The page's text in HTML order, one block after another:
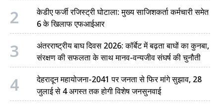
2
केडीए फर्जी रजिस्ट्री घोटाला: मुख्य साजिशकर्ता कर्मचारी समेत
6 के खिलाफ एफआईआर
3
अंतरराष्ट्रीय बाघ दिवस 2026: कॉर्बेट में बढ़ता बाघों का कुनबा,
संरक्षण की सफलता के साथ मानव-वन्यजीव संघर्ष की चुनौती
4
देहरादून महायोजना-2041 पर जनता से फिर मांगे सुझाव, 28
जुलाई से 4 अगस्त तक होगी विशेष जनसुनवाई